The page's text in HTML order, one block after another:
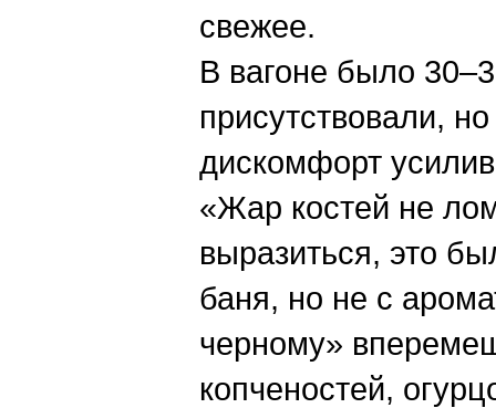
свежее.
В вагоне было
присутствовали,
дискомфорт
«Жар костей не
выразиться, это
баня, но не с
черному»
копченостей,